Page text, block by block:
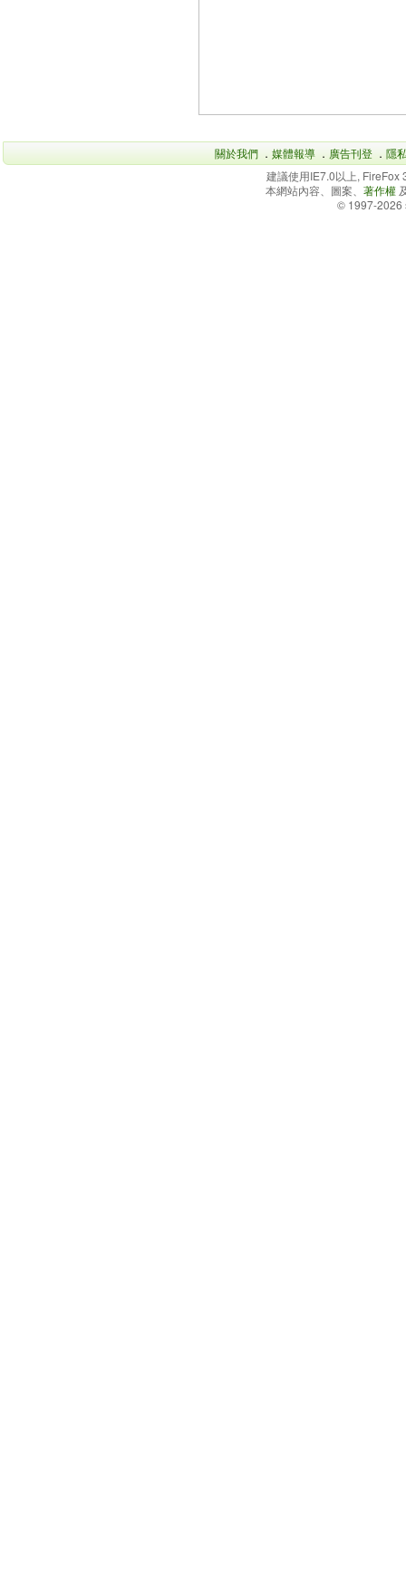
關於我們 ． 媒體報導 ． 廣告刊登 ． 隱
建議使用IE7.0以上,
本網站內容、圖案、 著作權
© 1997-2026